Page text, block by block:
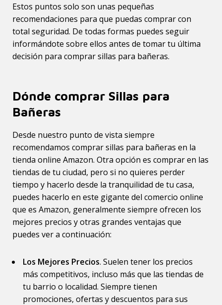
Estos puntos solo son unas pequeñas
recomendaciones para que puedas comprar con
total seguridad. De todas formas puedes seguir
informándote sobre ellos antes de tomar tu última
decisión para comprar sillas para bañeras.
Dónde comprar Sillas para
Bañeras
Desde nuestro punto de vista siempre
recomendamos comprar sillas para bañeras en la
tienda online Amazon. Otra opción es comprar en las
tiendas de tu ciudad, pero si no quieres perder
tiempo y hacerlo desde la tranquilidad de tu casa,
puedes hacerlo en este gigante del comercio online
que es Amazon, generalmente siempre ofrecen los
mejores precios y otras grandes ventajas que
puedes ver a continuación:
Los Mejores Precios. Suelen tener los precios
más competitivos, incluso más que las tiendas de
tu barrio o localidad. Siempre tienen
promociones, ofertas y descuentos para sus